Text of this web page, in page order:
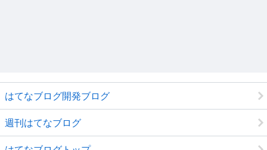
はてなブログ開発ブログ
週刊はてなブログ